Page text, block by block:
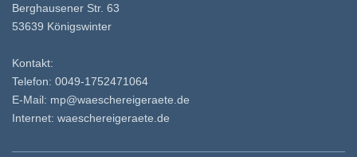
Berghausener Str. 63
53639 Königswinter
Kontakt:
Telefon: 0049-1752471064
E-Mail: mp@waeschereigeraete.de
Internet: waeschereigeraete.de